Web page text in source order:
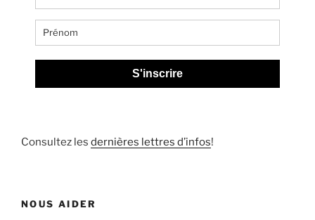
S'inscrire
Consultez les dernières lettres d’infos!
NOUS AIDER